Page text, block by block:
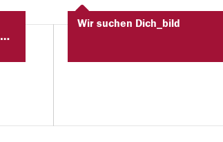
Dich_Zimmerer_Maurer_Schalungszimmerer_Kranfahrer_Baggerfahrer
Wir suchen Dich_bild